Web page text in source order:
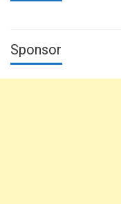
Sponsor